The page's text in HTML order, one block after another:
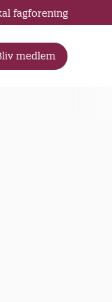
medlem
fagforening